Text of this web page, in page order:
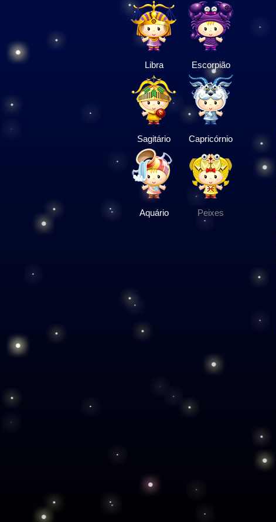
Libra Escorpião
Sagitário Capricórnio
Aquário Peixes